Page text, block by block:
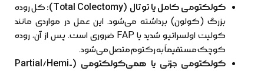
کولکتومی کامل یا توتال (Total Colectomy):
کل روده
بزرگ (کولون) برداشته می‌شود. این عمل در مواردی مانند
کولیت اولسراتیو شدید یا FAP ضروری است. پس از آن، روده
کوچک مستقیماً به رکتوم متصل می‌شود.
کولکتومی جزئی یا همی‌کولکتومی (Partial/Hemi-